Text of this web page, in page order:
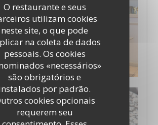
O restaurante e seus
utilizam cookies
neste site, o que pode
na coleta de dados
pessoais. Os cookies
«necessários»
são obrigatórios e
por padrão.
cookies opcionais
requerem seu